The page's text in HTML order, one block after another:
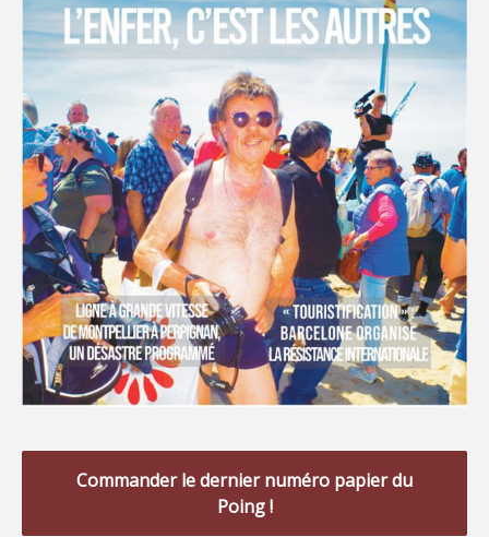
Commander le dernier numéro papier du
Poing !